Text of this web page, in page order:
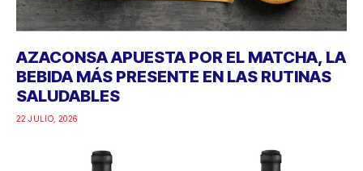
AZACONSA APUESTA POR EL MATCHA, LA
BEBIDA MÁS PRESENTE EN LAS RUTINAS
SALUDABLES
22 JULIO, 2026